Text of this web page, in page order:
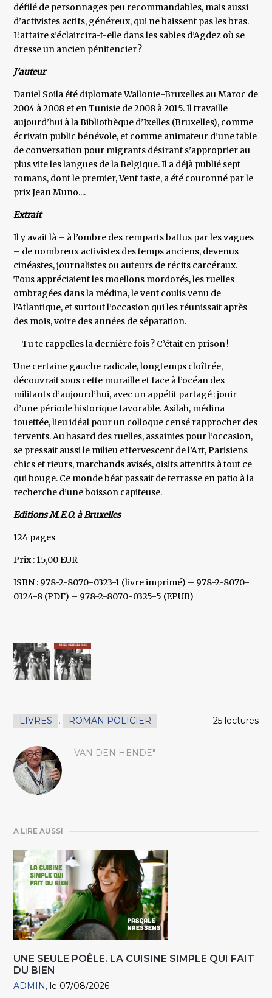
défilé de personnages peu recommandables, mais aussi
d’activistes actifs, généreux, qui ne baissent pas les bras.
L’affaire s’éclaircira-t-elle dans les sables d’Agdez où se
dresse un ancien pénitencier ?
J’auteur
Daniel Soila été diplomate Wallonie-Bruxelles au Maroc de
2004 à 2008 et en Tunisie de 2008 à 2015. Il travaille
aujourd’hui à la Bibliothèque d’Ixelles (Bruxelles), comme
écrivain public bénévole, et comme animateur d’une table
de conversation pour migrants désirant s’approprier au
plus vite les langues de la Belgique. Il a déjà publié sept
romans, dont le premier, Vent faste, a été couronné par le
prix Jean Muno....
Extrait
Il y avait là – à l’ombre des remparts battus par les vagues
– de nombreux activistes des temps anciens, devenus
cinéastes, journalistes ou auteurs de récits carcéraux.
Tous appréciaient les moellons mordorés, les ruelles
ombragées dans la médina, le vent coulis venu de
l’Atlantique, et surtout l’occasion qui les réunissait après
des mois, voire des années de séparation.
– Tu te rappelles la dernière fois ? C’était en prison !
Une certaine gauche radicale, longtemps cloîtrée,
découvrait sous cette muraille et face à l’océan des
militants d’aujourd’hui, avec un appétit partagé : jouir
d’une période historique favorable. Asilah, médina
fouettée, lieu idéal pour un colloque censé rapprocher des
fervents. Au hasard des ruelles, assainies pour l’occasion,
se pressait aussi le milieu effervescent de l’Art, Parisiens
chics et rieurs, marchands avisés, oisifs attentifs à tout ce
qui bouge. Ce monde béat passait de terrasse en patio à la
recherche d’une boisson capiteuse.
Editions M.E.O. à Bruxelles
124 pages
Prix : 15,00 EUR
ISBN : 978-2-8070-0323-1 (livre imprimé) – 978-2-8070-
0324-8 (PDF) – 978-2-8070-0325-5 (EPUB)
LIVRES , ROMAN POLICIER 25 lectures
VAN DEN HENDE"
A LIRE AUSSI
UNE SEULE POÊLE. LA CUISINE SIMPLE QUI FAIT
DU BIEN
ADMIN le 07/08/2026